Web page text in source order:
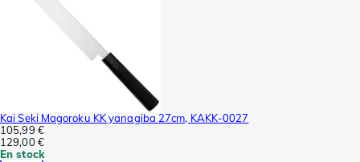
Kai Seki Magoroku KK yanagiba 27cm, KAKK-0027
105,99 €
129,00 €
En stock